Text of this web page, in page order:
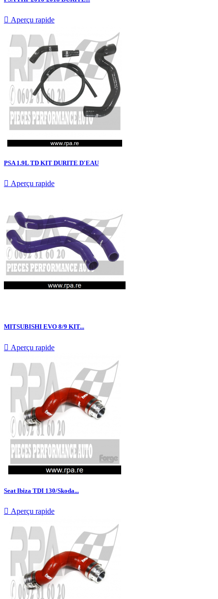
 Aperçu rapide
PSA 1.9L TD KIT DURITE D'EAU
 Aperçu rapide
MITSUBISHI EVO 8/9 KIT...
 Aperçu rapide
Seat Ibiza TDI 130/Skoda...
 Aperçu rapide